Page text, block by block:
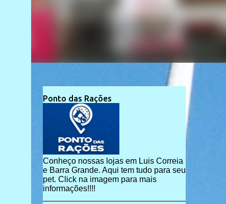
Ponto das Rações
Conheço nossas lojas em Luis Correia
e Barra Grande. Aqui tem tudo para seu
pet. Click na imagem para mais
informações!!!!